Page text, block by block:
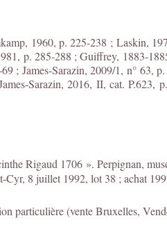
1960, p. 225-238 ; Laskin,
p. 285-288 ; Guiffrey, 1883-
; James-Sarazin, 2009/1, n° 63,
Sarazin, 2016, II, cat. P.623,
Rigaud 1706 ». Perpignan,
Cyr, 8 juillet 1992, lot 38 ; achat
particulière (vente Bruxelles,